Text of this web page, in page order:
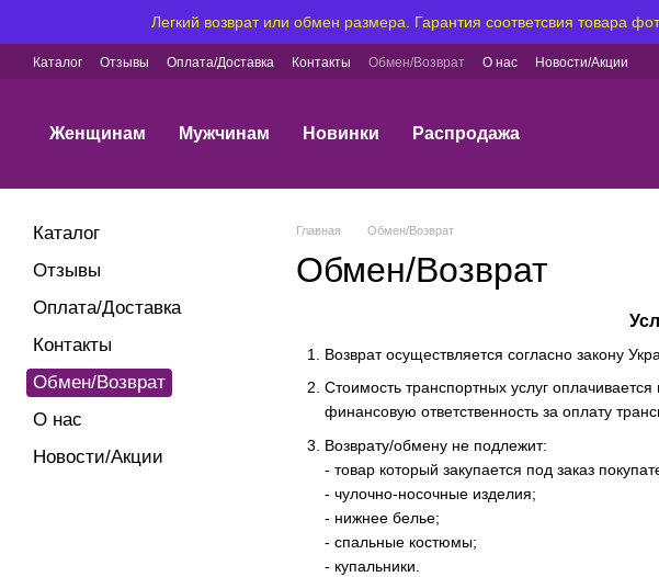
Перейти к основному контентуЛегкий возврат или обмен размера. Гарантия соответсвия товара
Каталог Отзывы Оплата/Доставка Контакты Обмен/Возврат О нас Новости/Акции
Женщинам Мужчинам Новинки Распродажа
Главная Обмен/Возврат
Обмен/Возврат
Возврат осуществляется согласно закону
Стоимость транспортных услуг
финансовую ответственность за оплату
Возврату/обмену не подлежит:
- товар который закупается под заказ
- чулочно-носочные изделия;
- нижнее белье;
- спальные костюмы;
- купальники.
Каталог
Отзывы
Оплата/Доставка
Контакты
Обмен/Возврат
О нас
Новости/Акции